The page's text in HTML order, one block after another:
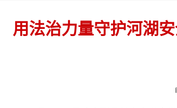
用法治力量守护河湖